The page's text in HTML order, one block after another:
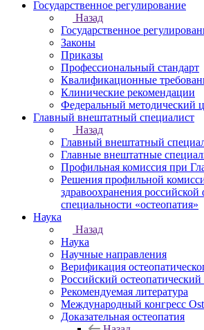
Государственное регулирование
Назад
Государственное
Законы
Приказы
Профессиональный стандарт
Квалификационные
Клинические рекомендации
Федеральный методический
Главный внештатный специалист
Назад
Главный внештатный
Главные внештатные
Профильная комиссия при
Решения профильной
здравоохранения
специальности «остеопатия»
Наука
Назад
Наука
Научные направления
Верификация
Российский
Рекомендуемая литература
Международный конгресс
Доказательная остеопатия